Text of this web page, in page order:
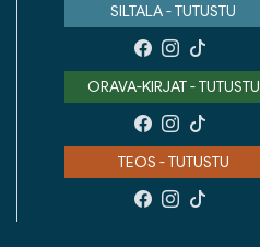
SILTALA - TUTUSTU
ORAVA-KIRJAT - TUTUSTU
TEOS - TUTUSTU